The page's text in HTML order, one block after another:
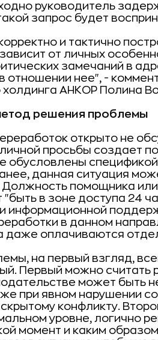
руководитель
запрос будет
и тактично
от личных
замечаний в
отношении нее", -
АНКОР Полина
решения проблемы
открыто не
просьбы создает
обусловлены
данная ситуация
Должность помощника
в зоне доступа 24
информационной
в данном
даже оплачиваются
на первый взгляд,
Первый можно считать
может быть
при явном нарушении
конфликту.
уровне, логично
момент и каким